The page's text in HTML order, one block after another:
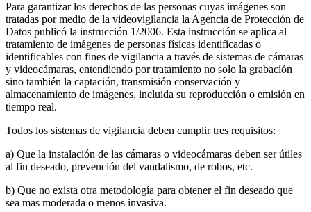
Para garantizar los derechos de las personas cuyas imágenes son
tratadas por medio de la videovigilancia la Agencia de Protección de
Datos publicó la instrucción 1/2006. Esta instrucción se aplica al
tratamiento de imágenes de personas físicas identificadas o
identificables con fines de vigilancia a través de sistemas de cámaras
y videocámaras, entendiendo por tratamiento no solo la grabación
sino también la captación, transmisión conservación y
almacenamiento de imágenes, incluida su reproducción o emisión en
tiempo real.
Todos los sistemas de vigilancia deben cumplir tres requisitos:
a) Que la instalación de las cámaras o videocámaras deben ser útiles
al fin deseado, prevención del vandalismo, de robos, etc.
b) Que no exista otra metodología para obtener el fin deseado que
sea mas moderada o menos invasiva.